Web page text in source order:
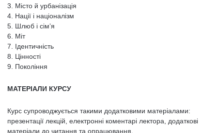
3. Місто й урбанізація
4. Нації і націоналізм
5. Шлюб і сім’я
6. Міт
7. Ідентичність
8. Цінності
9. Покоління
МАТЕРІАЛИ КУРСУ
Курс супроводжується такими додатковими матеріалами:
презентації лекцій, електронні коментарі лектора, додаткові
матеріали до читання та опрацювання.